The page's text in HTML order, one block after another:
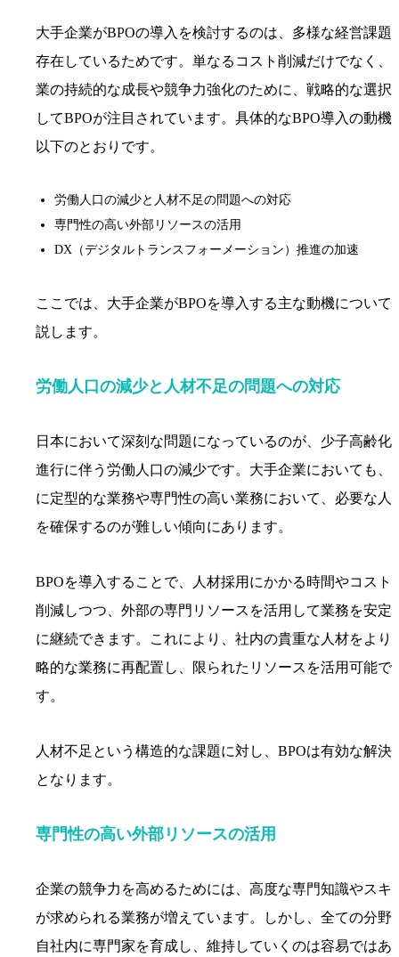
大手企業がBPOの導入を検討するのは、多様な経営課題
存在しているためです。単なるコスト削減だけでなく、
業の持続的な成長や競争力強化のために、戦略的な選択
してBPOが注目されています。具体的なBPO導入の動機
以下のとおりです。
労働人口の減少と人材不足の問題への対応
専門性の高い外部リソースの活用
DX（デジタルトランスフォーメーション）推進の加速
ここでは、大手企業がBPOを導入する主な動機について
説します。
労働人口の減少と人材不足の問題への対応
日本において深刻な問題になっているのが、少子高齢化
進行に伴う労働人口の減少です。大手企業においても、
に定型的な業務や専門性の高い業務において、必要な人
を確保するのが難しい傾向にあります。
BPOを導入することで、人材採用にかかる時間やコスト
削減しつつ、外部の専門リソースを活用して業務を安定
に継続できます。これにより、社内の貴重な人材をより
略的な業務に再配置し、限られたリソースを活用可能で
す。
人材不足という構造的な課題に対し、BPOは有効な解決
となります。
専門性の高い外部リソースの活用
企業の競争力を高めるためには、高度な専門知識やスキ
が求められる業務が増えています。しかし、全ての分野
自社内に専門家を育成し、維持していくのは容易ではあ